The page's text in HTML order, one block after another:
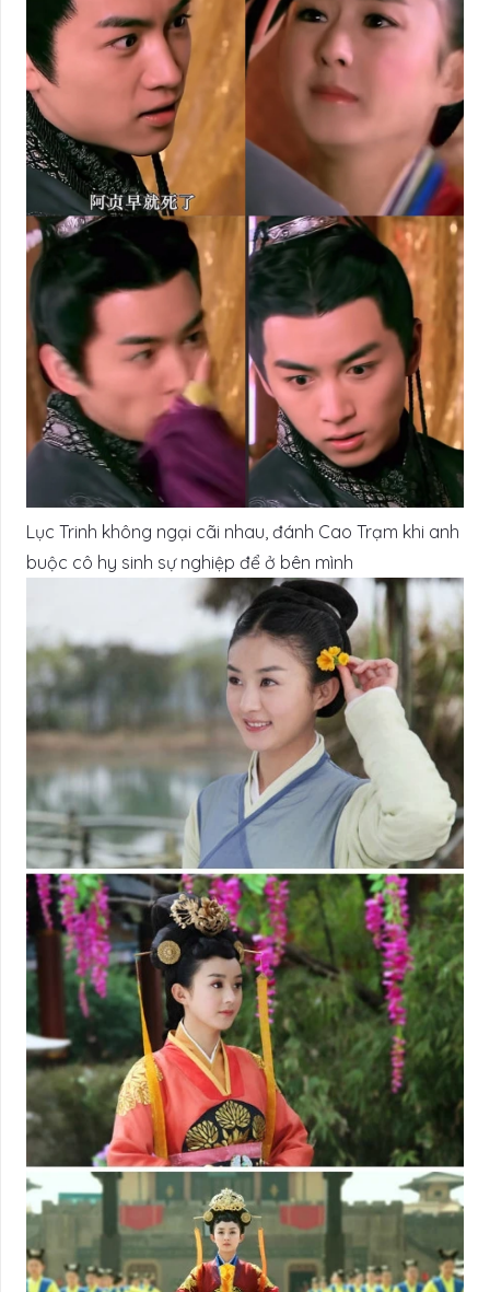
Lục Trinh không ngại cãi nhau, đánh Cao Trạm khi anh
buộc cô hy sinh sự nghiệp để ở bên mình